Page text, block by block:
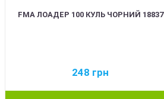
FMA ЛОАДЕР 100 КУЛЬ ЧОРНИЙ 18837
248 грн